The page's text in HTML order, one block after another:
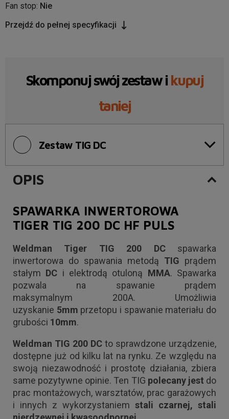
Fan stop: Nie
Przejdź do pełnej specyfikacji
Skomponuj swój zestaw i kupuj
taniej
Zestaw TIG DC
OPIS
SPAWARKA INWERTOROWA
TIGER TIG 200 DC HF PULS
Weldman Tiger TIG 200 DC spawarka
inwertorowa do spawania metodą TIG prądem
stałym DC i elektrodą otuloną MMA. Spawarka
pozwala na spawanie prądem
maksymalnym 200A. Umożliwia
uzyskanie 5mm przetopu i spawanie materiału do
grubości 10mm.
Weldman TIG 200 DC to sprawdzone urządzenie,
dostępne już od kilku lat na rynku. Ze względu na
swoją niezawodność i prostotę działania, zbiera
same pozytywne opinie. Ten TIG polecany jest do
prac montażowych, warsztatów, prac garażowych
i innych z wykorzystaniem stali czarnej, stali